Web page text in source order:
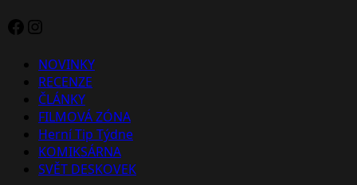
Facebook
Instagram
NOVINKY
RECENZE
ČLÁNKY
FILMOVÁ ZÓNA
Herní Tip Týdne
KOMIKSÁRNA
SVĚT DESKOVEK